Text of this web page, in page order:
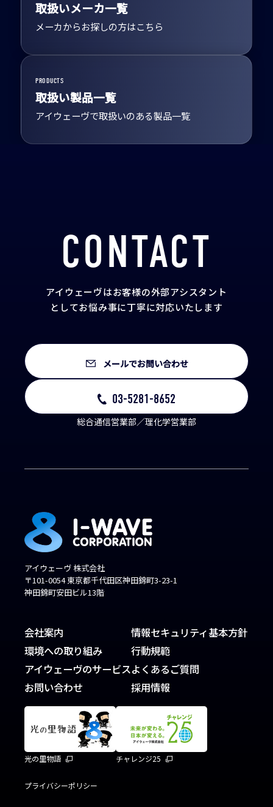
取扱いメーカ一覧
メーカからお探しの方はこちら
PRODUCTS
取扱い製品一覧
アイウェーヴで取扱いのある製品一覧
CONTACT
アイウェーヴはお客様の外部アシスタント
としてお悩み事に丁寧に対応いたします
メールでお問い合わせ
03-5281-8652
総合通信営業部／理化学営業部
アイウェーヴ 株式会社
〒101-0054 東京都千代田区神田錦町3-23-1
神田錦町安田ビル13階
会社案内
環境への取り組み
アイウェーヴのサービス
お問い合わせ
情報セキュリティ基本方針
行動規範
よくあるご質問
採用情報
光の里物語 チャレンジ25
プライバシーポリシー